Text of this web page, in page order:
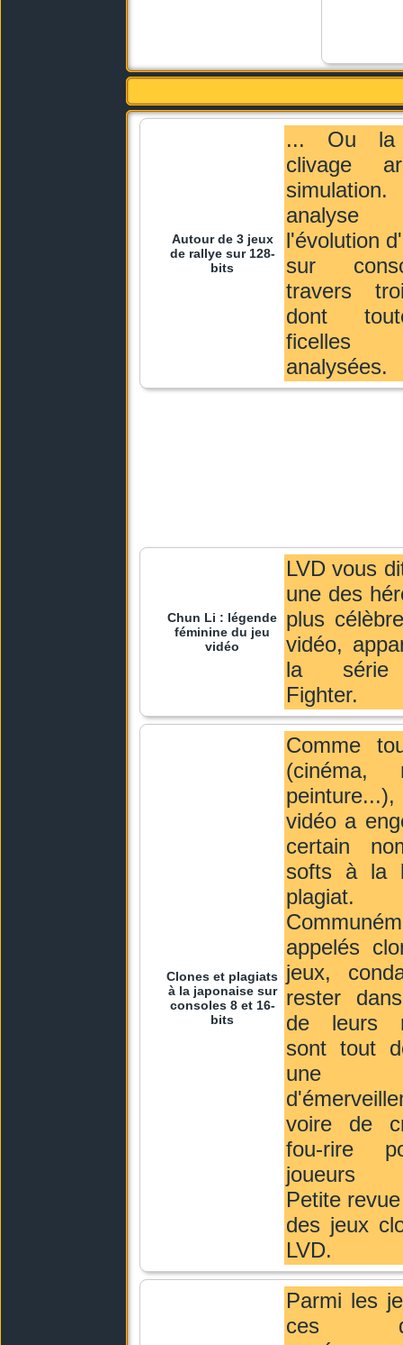
Autour de 3 jeux
de rallye sur 128-
bits
... Ou
clivage
l'évolution
sur
travers
dont
analysées.
Chun Li : légende
féminine du jeu
vidéo
LVD vous
une des
plus
vidéo,
la série
Fighter.
Clones et plagiats
à la japonaise sur
consoles 8 et 16-
bits
Comme
(cinéma,
vidéo a
certain
softs à la
plagiat.
appelés
jeux,
rester
de leurs
sont tout
une
voire de
fou-rire
joueurs
Petite
des jeux
LVD.
Parmi les
ces